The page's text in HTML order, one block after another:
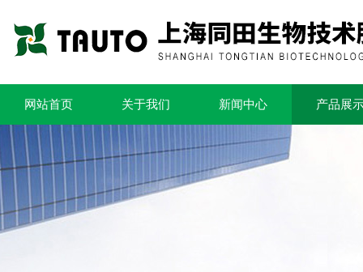
网站首页 关于我们 新闻中心 产品展